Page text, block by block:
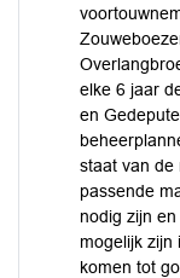
elke 6 jaar
en
staat van de
passende
nodig zijn
mogelijk zijn
komen tot